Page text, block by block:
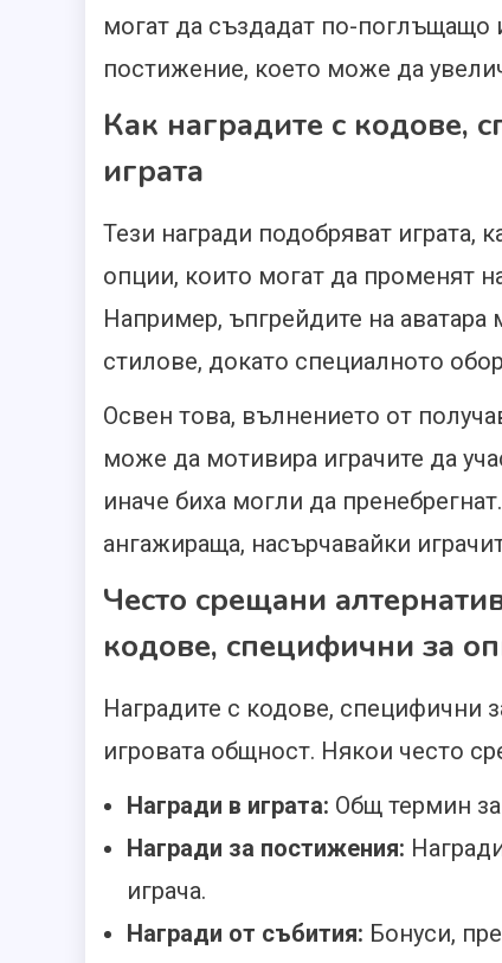
могат да създадат по-поглъщащо
постижение, което може да
Как наградите с кодове,
играта
Тези награди подобряват играта,
опции, които могат да променят
Например, ъпгрейдите на
стилове, докато специалното
Освен това, вълнението от
може да мотивира играчите да
иначе биха могли да
ангажираща, насърчавайки
Често срещани
кодове, специфични за
Наградите с кодове, специфични
игровата общност. Някои често
Награди в играта: Общ термин
Награди за постижения:
играча.
Награди от събития: Бонуси,